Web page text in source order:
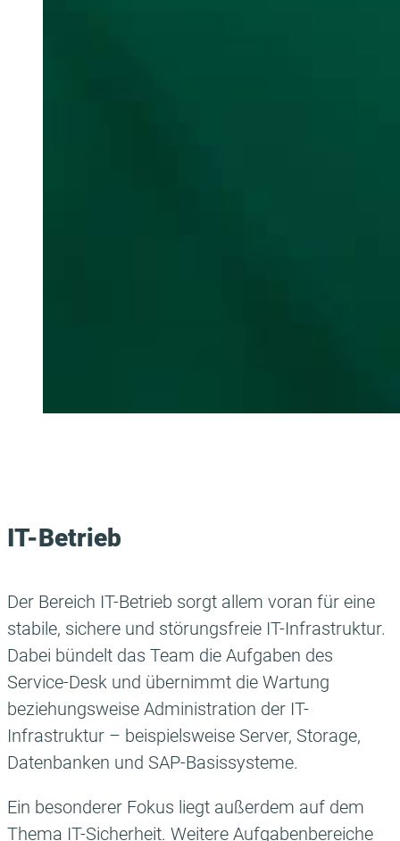
IT-Betrieb
Der Bereich IT-Betrieb sorgt allem voran für eine
stabile, sichere und störungsfreie IT-Infrastruktur.
Dabei bündelt das Team die Aufgaben des
Service-Desk und übernimmt die Wartung
beziehungsweise Administration der IT-
Infrastruktur – beispielsweise Server, Storage,
Datenbanken und SAP-Basissysteme.
Ein besonderer Fokus liegt außerdem auf dem
Thema IT-Sicherheit. Weitere Aufgabenbereiche